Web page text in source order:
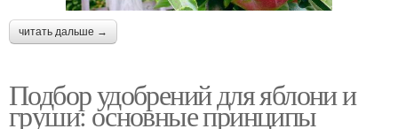
читать дальше →
Подбор удобрений для яблони и
груши: основные принципы